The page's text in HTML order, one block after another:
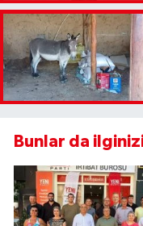
Bunlar da